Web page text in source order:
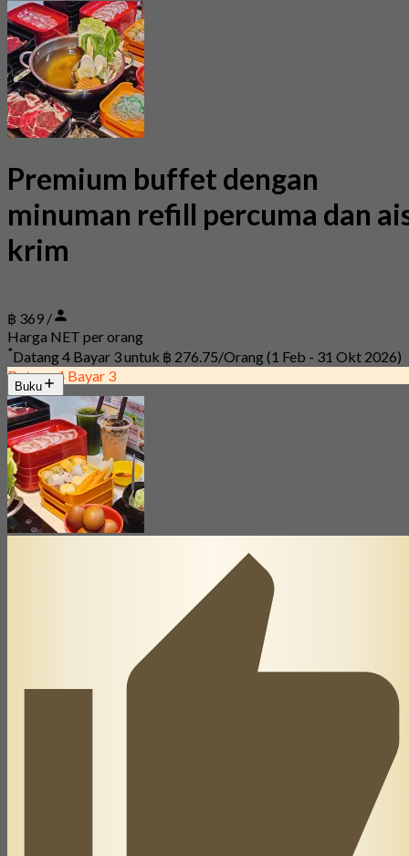
Premium buffet dengan
minuman refill percuma dan
krim
฿ 369 /
Harga NET per orang
*Datang 4 Bayar 3 untuk ฿ 276.75/Orang(1 Feb - 31 Okt 2026)
Datang 4 Bayar 3
Buku